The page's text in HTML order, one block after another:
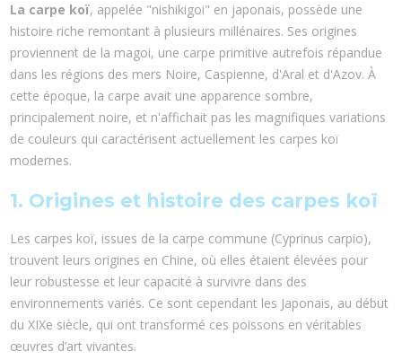
La carpe koï, appelée "nishikigoi" en japonais, possède une
histoire riche remontant à plusieurs millénaires. Ses origines
proviennent de la magoi, une carpe primitive autrefois répandue
dans les régions des mers Noire, Caspienne, d'Aral et d'Azov. À
cette époque, la carpe avait une apparence sombre,
principalement noire, et n'affichait pas les magnifiques variations
de couleurs qui caractérisent actuellement les carpes koï
modernes.
1. Origines et histoire des carpes koï
Les carpes koï, issues de la carpe commune (Cyprinus carpio),
trouvent leurs origines en Chine, où elles étaient élevées pour
leur robustesse et leur capacité à survivre dans des
environnements variés. Ce sont cependant les Japonais, au début
du XIXe siècle, qui ont transformé ces poissons en véritables
œuvres d’art vivantes.